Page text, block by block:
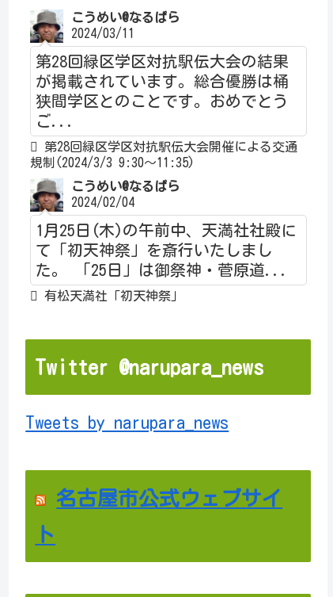
こうめい@なるぱら
2024/03/11
第28回緑区学区対抗駅伝大会の結果
が掲載されています。総合優勝は桶
狭間学区とのことです。おめでとう
ご...
第28回緑区学区対抗駅伝大会開催による交通
規制(2024/3/3 9:30～11:35)
こうめい@なるぱら
2024/02/04
1月25日(木)の午前中、天満社社殿に
て「初天神祭」を斎行いたしまし
た。 「25日」は御祭神・菅原道...
有松天満社「初天神祭」
Twitter @narupara_news
Tweets by narupara_news
名古屋市公式ウェブサイ
ト